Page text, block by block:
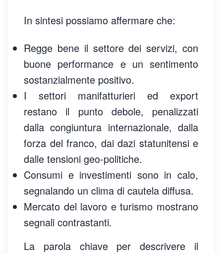
In sintesi possiamo affermare che:
Regge bene il settore dei servizi, con
buone performance e un sentimento
sostanzialmente positivo.
I settori manifatturieri ed export
restano il punto debole, penalizzati
dalla congiuntura internazionale, dalla
forza del franco, dai dazi statunitensi e
dalle tensioni geo-politiche.
Consumi e investimenti sono in calo,
segnalando un clima di cautela diffusa.
Mercato del lavoro e turismo mostrano
segnali contrastanti.
La parola chiave per descrivere il